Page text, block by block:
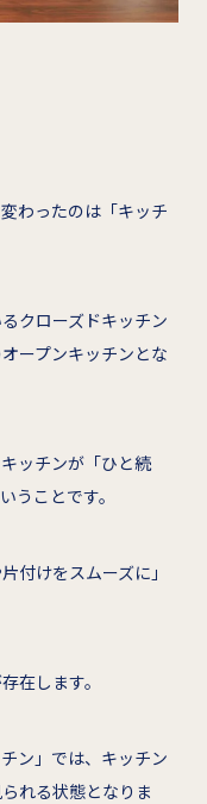
わったのは「キッチ
クローズドキッチン
ープンキッチンとな
ッチンが「ひと続
うことです。
付けをスムーズに」
在します。
ン」では、キッチン
れる状態となりま